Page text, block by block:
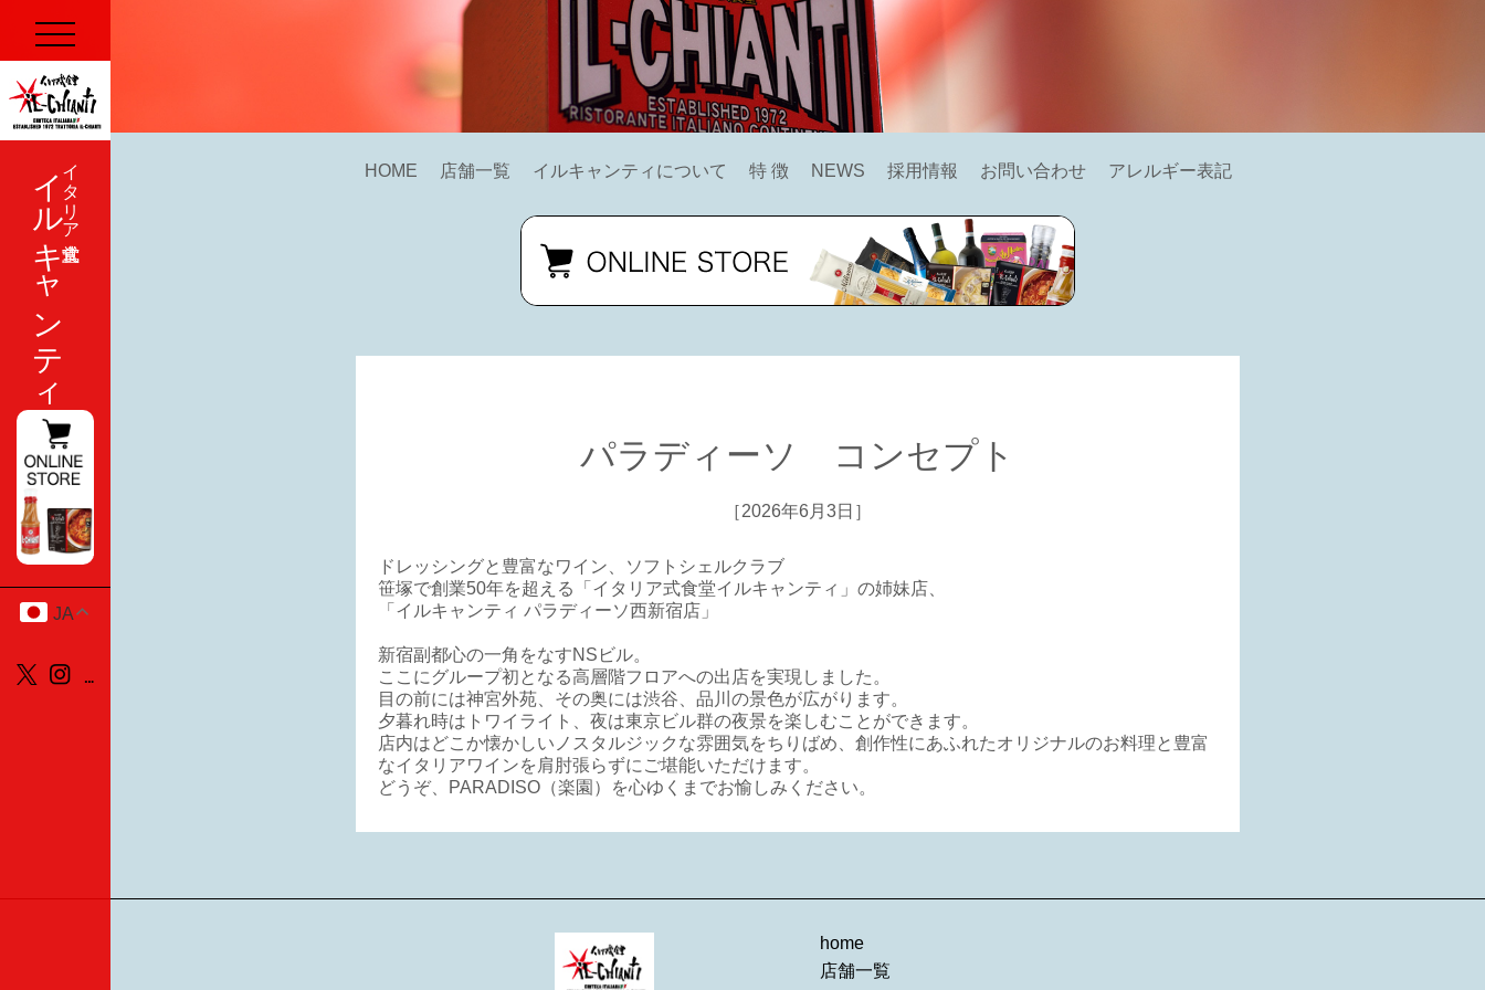
イタリア式食堂
イルキャンティ
JA
HOME 店舗一覧 イルキャンティについて 特 徴 NEWS 採用情報 お問い合わせ アレルギー表記
パラディーソ コンセプト
［2026年6月3日］
ドレッシングと豊富なワイン、ソフトシェルクラブ
笹塚で創業50年を超える「イタリア式食堂イルキャンティ」の姉妹店、
「イルキャンティ パラディーソ西新宿店」
新宿副都心の一角をなすNSビル。
ここにグループ初となる高層階フロアへの出店を実現しました。
目の前には神宮外苑、その奥には渋谷、品川の景色が広がります。
夕暮れ時はトワイライト、夜は東京ビル群の夜景を楽しむことができます。
店内はどこか懐かしいノスタルジックな雰囲気をちりばめ、創作性にあふれたオリジナルのお料理と豊富
なイタリアワインを肩肘張らずにご堪能いただけます。
どうぞ、PARADISO（楽園）を心ゆくまでお愉しみください。
home
店舗一覧